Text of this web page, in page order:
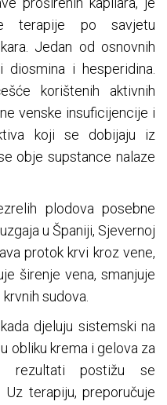
terapije po savjetu
Jedan od osnovnih
diosmina i hesperidina.
korištenih aktivnih
venske insuficijencije i
koji se dobijaju iz
obje supstance nalaze
plodova posebne
u Španiji, Sjevernoj
protok krvi kroz vene,
širenje vena, smanjuje
sudova.
djeluju sistemski na
obliku krema i gelova za
rezultati postižu se
terapiju, preporučuje